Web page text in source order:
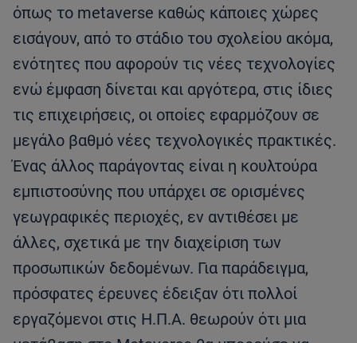
όπως το metaverse καθώς κάποιες χώρες
εισάγουν, από το στάδιο του σχολείου ακόμα,
ενότητες που αφορούν τις νέες τεχνολογίες
ενώ έμφαση δίνεται και αργότερα, στις ίδιες
τις επιχειρήσεις, οι οποίες εφαρμόζουν σε
μεγάλο βαθμό νέες τεχνολογικές πρακτικές.
Ένας άλλος παράγοντας είναι η κουλτούρα
εμπιστοσύνης που υπάρχει σε ορισμένες
γεωγραφικές περιοχές, εν αντιθέσει με
άλλες, σχετικά με την διαχείριση των
προσωπικών δεδομένων. Για παράδειγμα,
πρόσφατες έρευνες έδειξαν ότι πολλοί
εργαζόμενοι στις Η.Π.Α. θεωρούν ότι μια